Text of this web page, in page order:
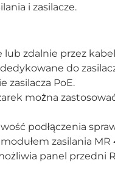
i zasilacze.
lub zdalnie przez
do
zasilacza PoE.
można
podłączenia
zasilania MR
panel przedni